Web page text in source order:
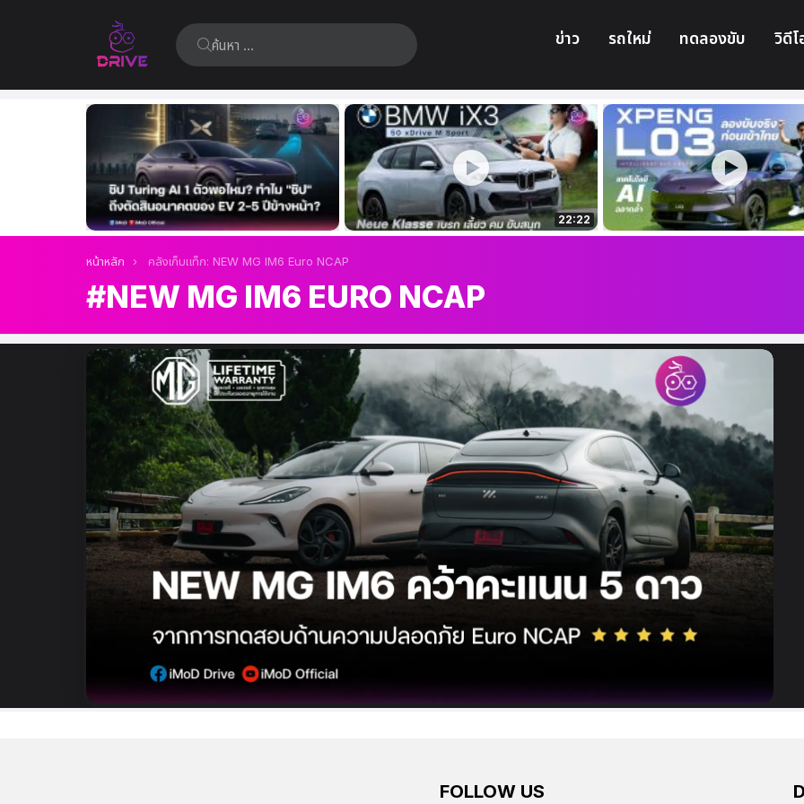
ค้นหา: ข่าว รถใหม่ ทดลองขับ วิดีโ
เรื่อง
ล่าสุด
22:22
คุณอยู่ที่นี่:
หน้าหลัก คลังเก็บแท็ก: NEW MG IM6 Euro NCAP
NEW MG IM6 EURO NCAP
เรื่อง
FOLLOW US